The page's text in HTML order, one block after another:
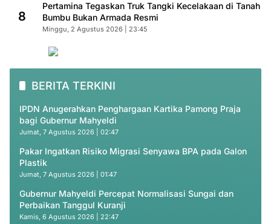
8
Pertamina Tegaskan Truk Tangki Kecelakaan di Tanah
Bumbu Bukan Armada Resmi
Minggu, 2 Agustus 2026 | 23:45
BERITA TERKINI
IPDN Anugerahkan Penghargaan Kartika Pamong Praja
bagi Gubernur Mahyeldi
Jumat, 7 Agustus 2026 | 02:47
Pakar Ingatkan Risiko Migrasi Senyawa BPA pada Galon
Plastik
Jumat, 7 Agustus 2026 | 01:47
Gubernur Mahyeldi Percepat Normalisasi Sungai dan
Perbaikan Tanggul Kuranji
Kamis, 6 Agustus 2026 | 22:47